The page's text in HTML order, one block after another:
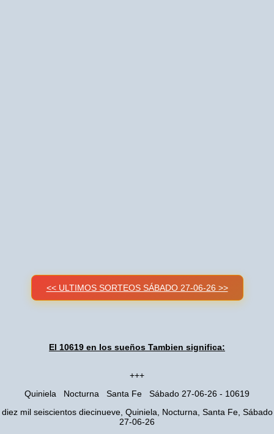
<< ULTIMOS SORTEOS SÁBADO 27-06-26 >>
El 10619 en los sueños Tambien significa:
+++
Quiniela Nocturna Santa Fe Sábado 27-06-26 - 10619
diez mil seiscientos diecinueve, Quiniela, Nocturna, Santa Fe, Sábado
27-06-26